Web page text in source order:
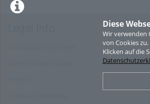
Diese
Wir verwenden
von Cookies
Klicken auf die